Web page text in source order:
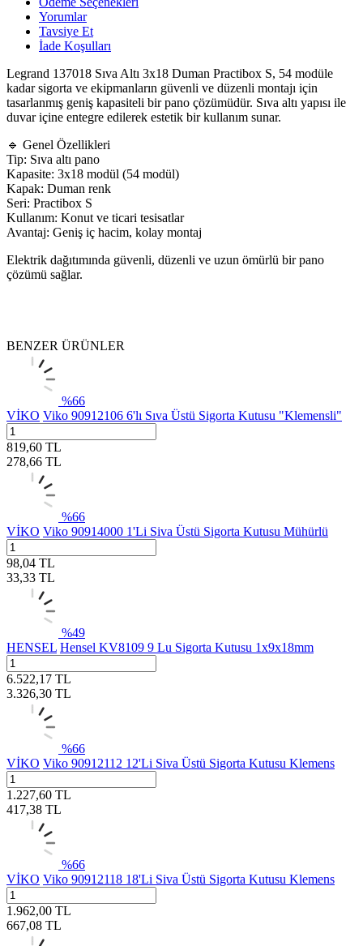
Yorumlar
Tavsiye Et
İade Koşulları
Legrand 137018 Sıva Altı 3x18 Duman Practibox S, 54 modüle
kadar sigorta ve ekipmanların güvenli ve düzenli montajı için
tasarlanmış geniş kapasiteli bir pano çözümüdür. Sıva altı yapısı ile
duvar içine entegre edilerek estetik bir kullanım sunar.
🔹 Genel Özellikleri
Tip: Sıva altı pano
Kapasite: 3x18 modül (54 modül)
Kapak: Duman renk
Seri: Practibox S
Kullanım: Konut ve ticari tesisatlar
Avantaj: Geniş iç hacim, kolay montaj
Elektrik dağıtımında güvenli, düzenli ve uzun ömürlü bir pano
çözümü sağlar.
BENZER ÜRÜNLER
%66
VİKO Viko 90912106 6'lı Sıva Üstü Sigorta Kutusu "Klemensli"
819,60 TL
278,66 TL
%66
VİKO Viko 90914000 1'Li Siva Üstü Sigorta Kutusu Mühürlü
98,04 TL
33,33 TL
%49
HENSEL Hensel KV8109 9 Lu Sigorta Kutusu 1x9x18mm
6.522,17 TL
3.326,30 TL
%66
VİKO Viko 90912112 12'Li Siva Üstü Sigorta Kutusu Klemens
1.227,60 TL
417,38 TL
%66
VİKO Viko 90912118 18'Li Siva Üstü Sigorta Kutusu Klemens
1.962,00 TL
667,08 TL